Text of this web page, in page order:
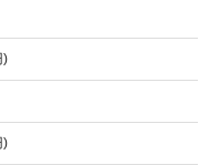
)
)